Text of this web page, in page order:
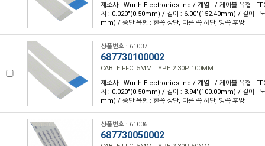
제조사 : Wurth Electronics Inc / 계열 : / 케이블 유형 :
치 : 0.020"(0.50mm) / 길이 : 6.00"(152.40mm) / 길이 -
mm) / 종단 유형 : 한쪽 상단, 다른 쪽 하단, 양쪽 후방
상품번호 : 61037
687730100002
CABLE FFC .5MM TYPE 2 30P 100MM
제조사 : Wurth Electronics Inc / 계열 : / 케이블 유형 :
치 : 0.020"(0.50mm) / 길이 : 3.94"(100.00mm) / 길이 -
mm) / 종단 유형 : 한쪽 상단, 다른 쪽 하단, 양쪽 후방
상품번호 : 61036
687730050002